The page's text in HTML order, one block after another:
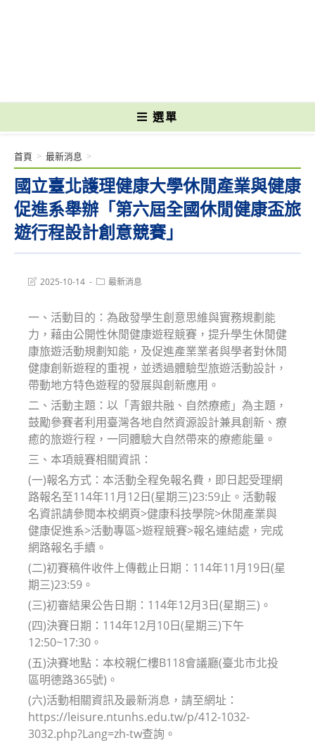
選單
國立臺北護理健康大學休閒產業與健康
促進系舉辦「第六屆全國休閒健康盃旅
遊行程設計創意競賽」
首頁 > 最新消息 >
Post2025-10-14
Post最新消息
一、活動目的：為啟發學生創意思維與實務規劃能
力，藉由公開性休閒健康遊程競賽，提升學生休閒健
康旅遊活動規劃知能，及促進產業業者與學者對休閒
健康創新遊程的重視，並透過體驗型旅遊活動設計，
帶動地方特色遊程的發展與創新應用。
二、活動主題：以「青銀共融、自然療癒」為主題，
鼓勵參賽者利用臺灣各地自然資源設計兼具創新、療
癒的旅遊行程，一同體驗大自然帶來的療癒能量。
三、本項競賽相關資訊：
(一)報名方式：本活動全程免報名費，即日起受理網
路報名至114年11月12日(星期三)23:59止。活動報
名資訊請參閱本校網頁>健康科技學院>休閒產業與
健康促進系>活動專區>遊程競賽>報名連結處，完成
網路報名手續。
(二)初賽稿件收件上傳截止日期：114年11月19日(星
期三)23:59。
(三)初審結果公告日期：114年12月3日(星期三)。
(四)決賽日期：114年12月10日(星期三)下午
12:50~17:30。
(五)決賽地點：本校親仁樓B118會議廳(臺北市北投
區明德路365號)。
(六)活動相關資訊及最新消息，請至網址：
https://leisure.ntunhs.edu.tw/p/412-1032-
3032.php?Lang=zh-tw查詢。